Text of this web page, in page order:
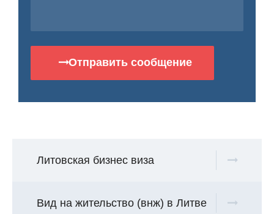
Литовская бизнес виза
Вид на жительство (внж) в Литве
Отправить сообщение